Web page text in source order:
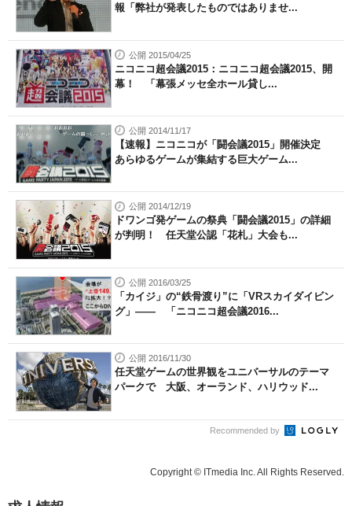
報「弊社が発表したものではありませ...
公開 2015/04/25
ニコニコ超会議2015：ニコニコ超会議2015、開
幕！ 「幕張メッセ全ホール貸し...
公開 2014/11/17
【速報】ニコニコが「闘会議2015」開催決定
あらゆるゲームが集結する巨大ゲーム...
公開 2014/12/19
ドワンゴ発ゲームの祭典「闘会議2015」の詳細
が判明！ 任天堂公認「花札」大会も...
公開 2016/03/25
「カイジ」の“鉄骨渡り”に「VRスカイダイビン
グ」―― 「ニコニコ超会議2016...
公開 2016/11/30
任天堂ゲームの世界観をユニバーサルのテーマ
パークで 大阪、オーランド、ハリウッド...
Recommended by
Copyright © ITmedia Inc. All Rights Reserved.